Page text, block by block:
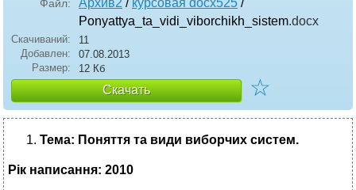
Файл: Архив2 / курсовая docx525 /
Ponyattya_ta_vidi_viborchikh_sistem.docx
Скачиваний:
11
Добавлен:
07.08.2013
Размер:
12 Кб
Скачать ☆
Тема: Поняття та види виборчих систем.
Рік написання: 2010